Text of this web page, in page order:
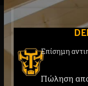
Επίσημη
Πώληση
RELATED